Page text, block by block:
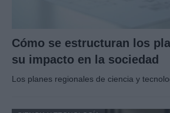
Cómo se estructuran los
su impacto en la sociedad
Los planes regionales de ciencia y